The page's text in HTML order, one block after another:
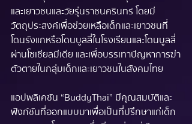
และเยาวชนและวัยรุ่นราชนครินทร์ โดยมี
วัตถุประสงค์เพื่อช่วยเหลือเด็กและเยาวชนที่
โดนรังแกหรือโดนบูลลี่ในโรงเรียนและโดนบูลลี่
ผ่านโซเชียลมีเดีย และเพื่อบรรเทาปัญหาการฆ่า
ตัวตายในกลุ่มเด็กและเยาวชนในสังคมไทย
แอปพลิเคชัน “BuddyThai” มีคุณสมบัติและ
ฟังก์ชันที่ออกแบบมาเพื่อเป็นที่ปรึกษาแก่เด็ก